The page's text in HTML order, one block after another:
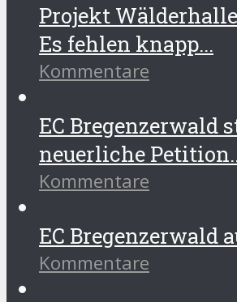
Projekt
Es fehlen knapp...
Kommentare
EC Bregenzerwald
neuerliche
Kommentare
EC Bregenzerwald
Kommentare